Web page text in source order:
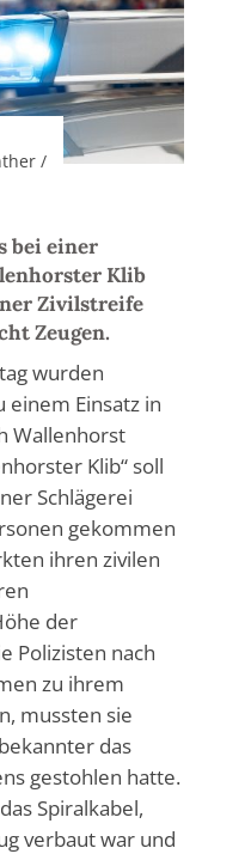
/
bei einer
Klib
Zivilstreife
Zeugen.
wurden
einem Einsatz in
Wallenhorst
Klib“ soll
Schlägerei
gekommen
ihren zivilen
der
Polizisten nach
zu ihrem
mussten sie
das
gestohlen hatte.
Spiralkabel,
verbaut war und